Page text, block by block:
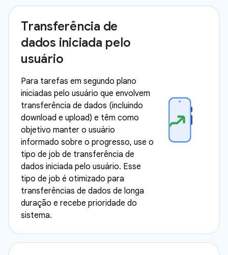
Transferência de
dados iniciada pelo
usuário
Para tarefas em segundo plano
iniciadas pelo usuário que envolvem
transferência de dados (incluindo
download e upload) e têm como
objetivo manter o usuário
informado sobre o progresso, use o
tipo de job de transferência de
dados iniciada pelo usuário. Esse
tipo de job é otimizado para
transferências de dados de longa
duração e recebe prioridade do
sistema.